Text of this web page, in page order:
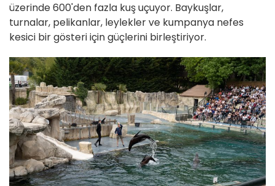
üzerinde 600'den fazla kuş uçuyor. Baykuşlar,
turnalar, pelikanlar, leylekler ve kumpanya nefes
kesici bir gösteri için güçlerini birleştiriyor.